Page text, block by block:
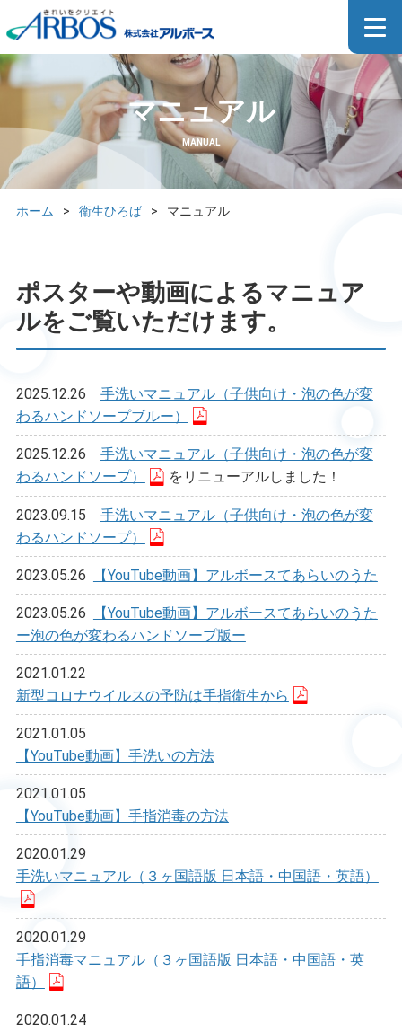
マニュアル
MANUAL
ホーム > 衛生ひろば > マニュアル
ポスターや動画によるマニュア
ルをご覧いただけます。
2025.12.26 手洗いマニュアル（子供向け・泡の色が変
わるハンドソープブルー）
2025.12.26 手洗いマニュアル（子供向け・泡の色が変
わるハンドソープ）
をリニューアルしました！
2023.09.15 手洗いマニュアル（子供向け・泡の色が変
わるハンドソープ）
2023.05.26 【YouTube動画】アルボースてあらいのうた
2023.05.26
【YouTube動画】アルボースてあらいのうた
ー泡の色が変わるハンドソープ版ー
2021.01.22
新型コロナウイルスの予防は手指衛生から
2021.01.05
【YouTube動画】手洗いの方法
2021.01.05
【YouTube動画】手指消毒の方法
2020.01.29
手洗いマニュアル（３ヶ国語版 日本語・中国語・英語）
2020.01.29
手指消毒マニュアル（３ヶ国語版 日本語・中国語・英
語）
2020.01.24